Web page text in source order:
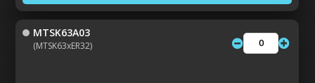
MTSK63A03
(MTSK63xER32)